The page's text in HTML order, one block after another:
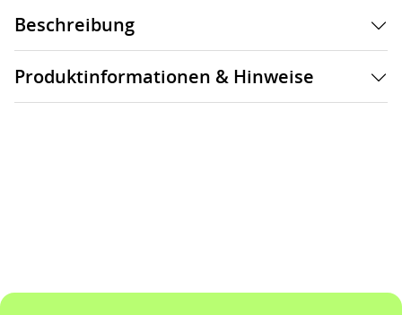
Beschreibung
Produktinformationen & Hinweise